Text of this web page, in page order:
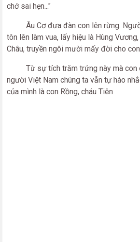
chớ sai hẹn..."
Âu Cơ đưa đàn con lên rừng.
tôn lên làm vua, lấy hiệu là Hùng
Châu, truyền ngôi mười mấy đời cho
Từ sự tích trăm trứng này mà con
người Việt Nam chúng ta vẫn tự hào
của mình là con Rồng, cháu Tiên